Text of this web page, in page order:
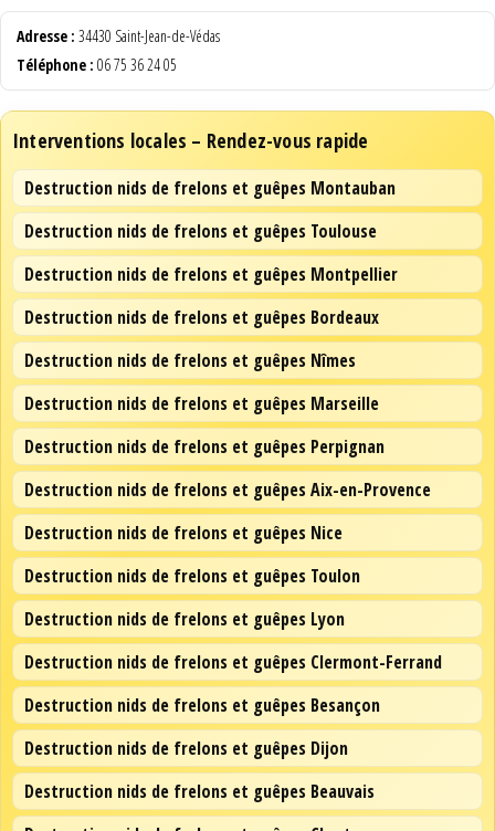
Adresse : 34430 Saint-Jean-de-Védas
Téléphone : 06 75 36 24 05
Interventions locales – Rendez-vous rapide
Destruction nids de frelons et guêpes Montauban
Destruction nids de frelons et guêpes Toulouse
Destruction nids de frelons et guêpes Montpellier
Destruction nids de frelons et guêpes Bordeaux
Destruction nids de frelons et guêpes Nîmes
Destruction nids de frelons et guêpes Marseille
Destruction nids de frelons et guêpes Perpignan
Destruction nids de frelons et guêpes Aix-en-Provence
Destruction nids de frelons et guêpes Nice
Destruction nids de frelons et guêpes Toulon
Destruction nids de frelons et guêpes Lyon
Destruction nids de frelons et guêpes Clermont-Ferrand
Destruction nids de frelons et guêpes Besançon
Destruction nids de frelons et guêpes Dijon
Destruction nids de frelons et guêpes Beauvais